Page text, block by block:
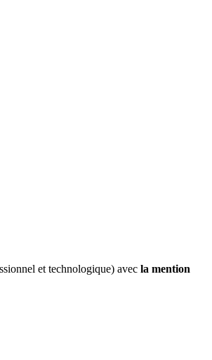
et technologique) avec la mention